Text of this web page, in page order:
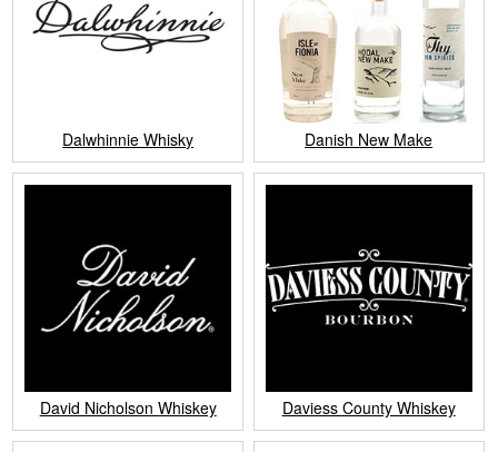
Dalwhinnie Whisky Danish New Make
David Nicholson Whiskey Daviess County Whiskey